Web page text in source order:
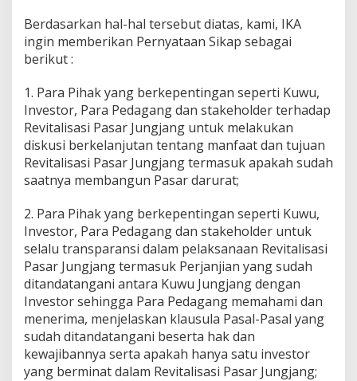
Berdasarkan hal-hal tersebut diatas, kami, IKA
ingin memberikan Pernyataan Sikap sebagai
berikut :
1. Para Pihak yang berkepentingan seperti Kuwu,
Investor, Para Pedagang dan stakeholder terhadap
Revitalisasi Pasar Jungjang untuk melakukan
diskusi berkelanjutan tentang manfaat dan tujuan
Revitalisasi Pasar Jungjang termasuk apakah sudah
saatnya membangun Pasar darurat;
2. Para Pihak yang berkepentingan seperti Kuwu,
Investor, Para Pedagang dan stakeholder untuk
selalu transparansi dalam pelaksanaan Revitalisasi
Pasar Jungjang termasuk Perjanjian yang sudah
ditandatangani antara Kuwu Jungjang dengan
Investor sehingga Para Pedagang memahami dan
menerima, menjelaskan klausula Pasal-Pasal yang
sudah ditandatangani beserta hak dan
kewajibannya serta apakah hanya satu investor
yang berminat dalam Revitalisasi Pasar Jungjang;